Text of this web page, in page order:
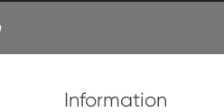
Information